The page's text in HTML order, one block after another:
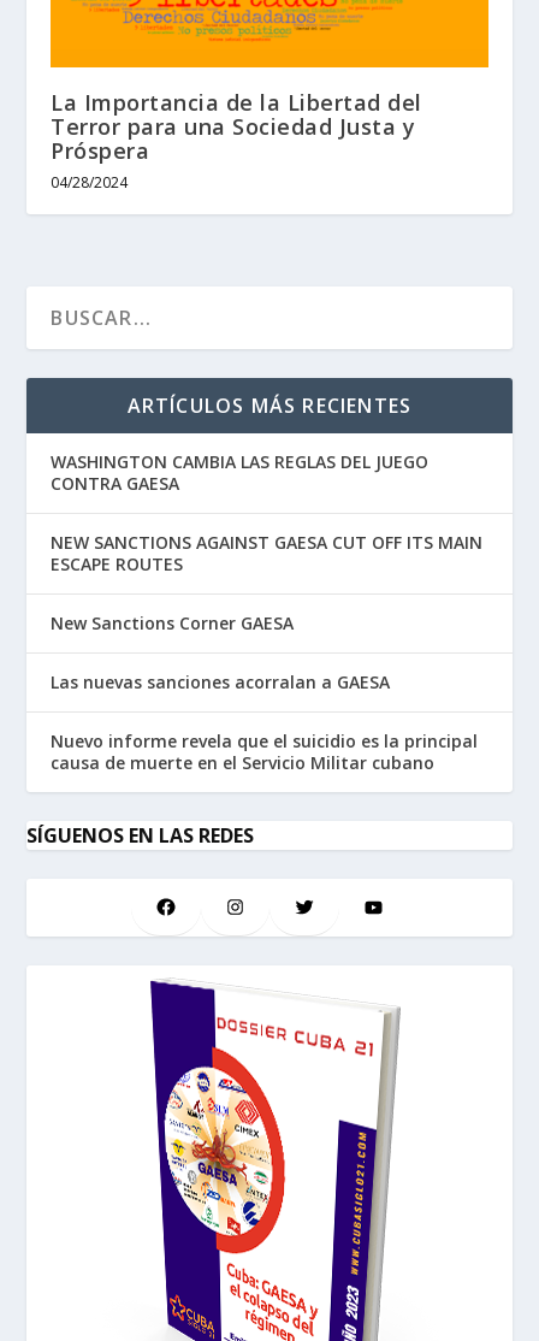
La Importancia de la Libertad del
Terror para una Sociedad Justa y
Próspera
04/28/2024
ARTÍCULOS MÁS RECIENTES
WASHINGTON CAMBIA LAS REGLAS DEL JUEGO
CONTRA GAESA
NEW SANCTIONS AGAINST GAESA CUT OFF ITS MAIN
ESCAPE ROUTES
New Sanctions Corner GAESA
Las nuevas sanciones acorralan a GAESA
Nuevo informe revela que el suicidio es la principal
causa de muerte en el Servicio Militar cubano
SÍGUENOS EN LAS REDES